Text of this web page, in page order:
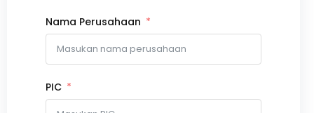
Nama Perusahaan
PIC